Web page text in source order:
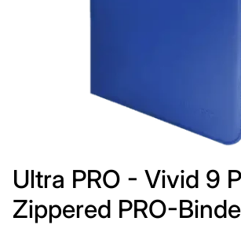
Ultra PRO - Vivid 9
Zippered PRO-